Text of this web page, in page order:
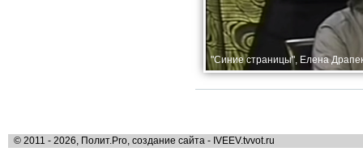
"Синие страницы", Елена
© 2011 - 2026, Полит.Pro, создание сайта - IVEEV.tvvot.ru